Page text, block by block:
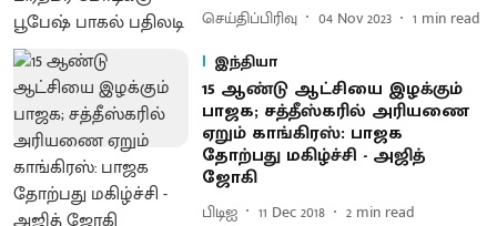
செய்திப்பிரிவு 04 Nov 2023 1 min read
இந்தியா
15 ஆண்டு ஆட்சியை இழக்கும்
பாஜக; சத்தீஸ்கரில் அரியணை
ஏறும் காங்கிரஸ்: பாஜக
தோற்பது மகிழ்ச்சி - அஜித்
ஜோகி
பிடிஐ 11 Dec 2018 2 min read